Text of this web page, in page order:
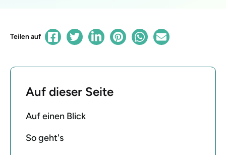
Teilen auf
Auf dieser Seite
Auf einen Blick
So geht's